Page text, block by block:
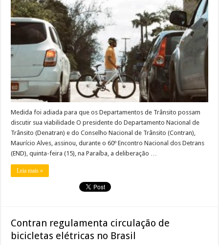
Medida foi adiada para que os Departamentos de Trânsito possam
discutir sua viabilidade O presidente do Departamento Nacional de
Trânsito (Denatran) e do Conselho Nacional de Trânsito (Contran),
Maurício Alves, assinou, durante o 60º Encontro Nacional dos Detrans
(END), quinta-feira (15), na Paraíba, a deliberação …
Leia mais »
Contran regulamenta circulação de
bicicletas elétricas no Brasil